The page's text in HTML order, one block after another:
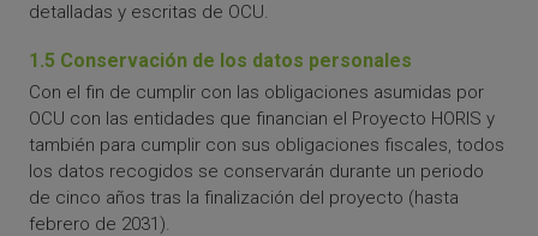
detalladas y escritas de OCU.
1.5 Conservación de los datos personales
Con el fin de cumplir con las obligaciones asumidas por
OCU con las entidades que financian el Proyecto HORIS y
también para cumplir con sus obligaciones fiscales, todos
los datos recogidos se conservarán durante un periodo
de cinco años tras la finalización del proyecto (hasta
febrero de 2031).